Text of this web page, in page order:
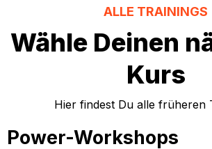
ALLE TRAININGS
Wähle Deinen
Kurs
Hier findest Du alle früheren
Power-Workshops